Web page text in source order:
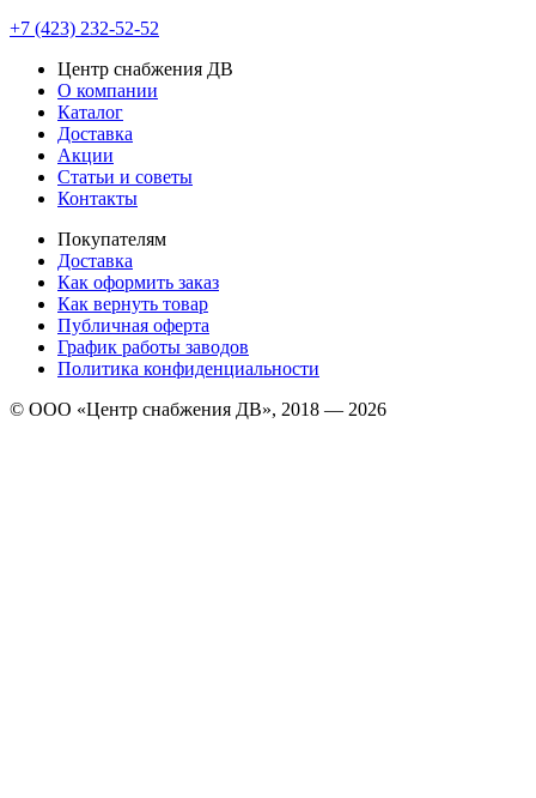
+7 (423) 232-52-52
Центр снабжения ДВ
О компании
Каталог
Доставка
Акции
Статьи и советы
Контакты
Покупателям
Доставка
Как оформить заказ
Как вернуть товар
Публичная оферта
График работы заводов
Политика конфиденциальности
© ООО «Центр снабжения ДВ», 2018 — 2026